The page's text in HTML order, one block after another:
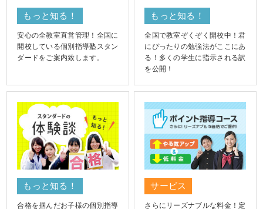
もっと知る！
安心の全教室直営管理！全国に
開校している個別指導塾スタン
ダードをご案内致します。
もっと知る！
全国で教室ぞくぞく開校中！君
にぴったりの勉強法がここにあ
る！多くの学生に指示される訳
を公開！
もっと知る！
合格を掴んだお子様の個別指導
サービス
さらにリーズナブルな料金！定